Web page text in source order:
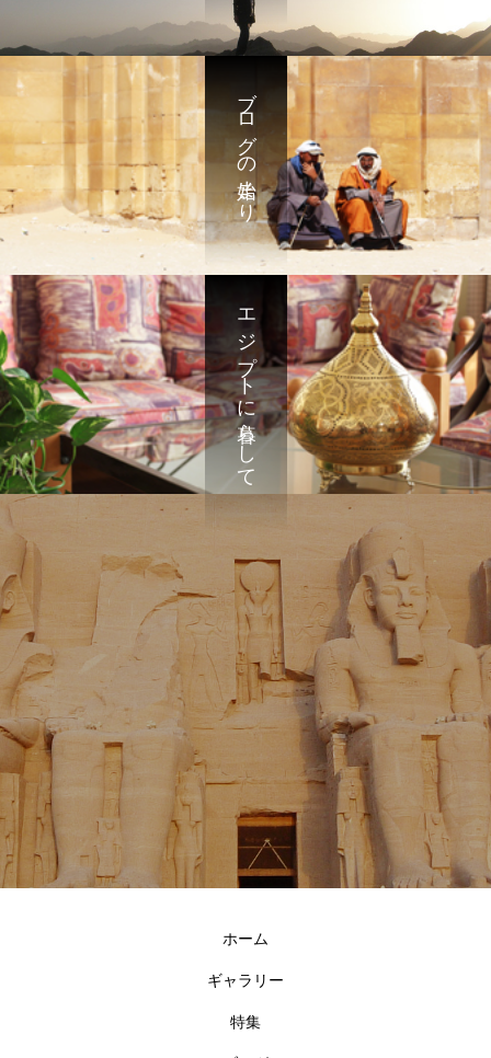
ブログの始まり
エジプトに暮らして
ホーム
ギャラリー
特集